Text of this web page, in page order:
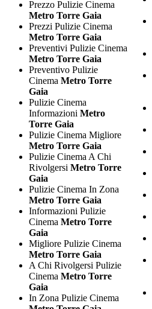
Prezzo Pulizie Cinema
Metro Torre Gaia
Prezzi Pulizie Cinema
Metro Torre Gaia
Preventivi Pulizie Cinema
Metro Torre Gaia
Preventivo Pulizie
Cinema Metro Torre
Gaia
Pulizie Cinema
Informazioni Metro
Torre Gaia
Pulizie Cinema Migliore
Metro Torre Gaia
Pulizie Cinema A Chi
Rivolgersi Metro Torre
Gaia
Pulizie Cinema In Zona
Metro Torre Gaia
Informazioni Pulizie
Cinema Metro Torre
Gaia
Migliore Pulizie Cinema
Metro Torre Gaia
A Chi Rivolgersi Pulizie
Cinema Metro Torre
Gaia
In Zona Pulizie Cinema